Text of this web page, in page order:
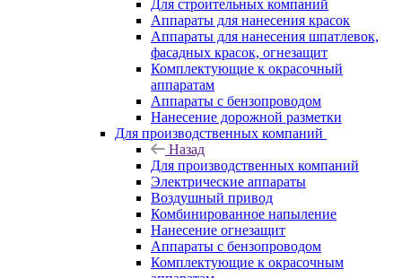
Для строительных компаний
Аппараты для нанесения красок
Аппараты для нанесения шпатлевок,
фасадных красок, огнезащит
Комплектующие к окрасочный
аппаратам
Аппараты с бензопроводом
Нанесение дорожной разметки
Для производственных компаний
Назад
Для производственных компаний
Электрические аппараты
Воздушный привод
Комбинированное напыление
Нанесение огнезащит
Аппараты с бензопроводом
Комплектующие к окрасочным